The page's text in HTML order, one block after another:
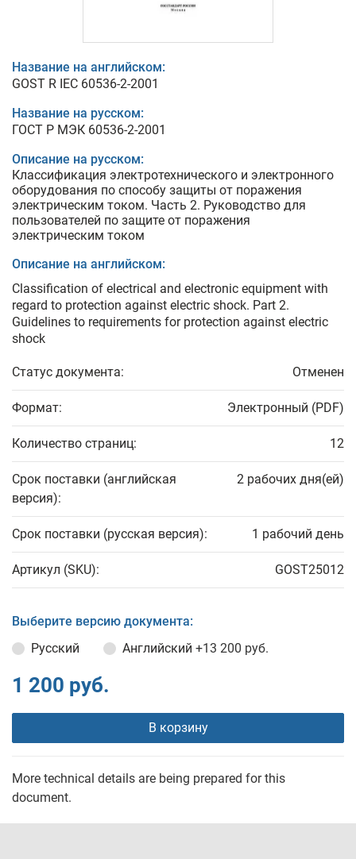
Название на английском:
GOST R IEC 60536-2-2001
Название на русском:
ГОСТ Р МЭК 60536-2-2001
Описание на русском:
Классификация электротехнического и электронного
оборудования по способу защиты от поражения
электрическим током. Часть 2. Руководство для
пользователей по защите от поражения
электрическим током
Описание на английском:
Classification of electrical and electronic equipment with
regard to protection against electric shock. Part 2.
Guidelines to requirements for protection against electric
shock
Статус документа: Отменен
Формат: Электронный (PDF)
Количество страниц: 12
Срок поставки (английская
версия):
2 рабочих дня(ей)
Срок поставки (русская версия): 1 рабочий день
Артикул (SKU): GOST25012
Выберите версию документа:
Русский
Английский +13 200 руб.
1 200 руб.
В корзину
More technical details are being prepared for this
document.